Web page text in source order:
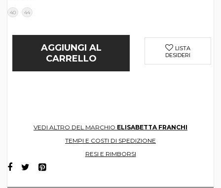
40 44
AGGIUNGI AL
CARRELLO
LISTA
DESIDERI
VEDI ALTRO DEL MARCHIO ELISABETTA FRANCHI
TEMPI E COSTI DI SPEDIZIONE
RESI E RIMBORSI